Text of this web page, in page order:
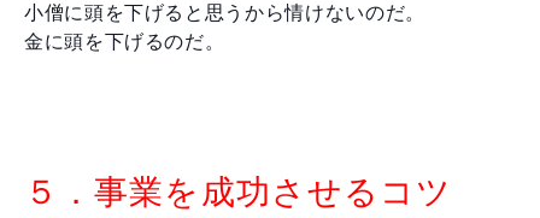
小僧に頭を下げると思うから情けないのだ。
金に頭を下げるのだ。
５．事業を成功させるコツ